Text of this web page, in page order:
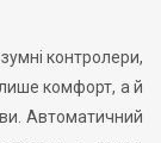
контролери,
комфорт, а й
Автоматичний